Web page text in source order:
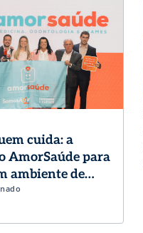
cuida: a
AmorSaúde para
ambiente de